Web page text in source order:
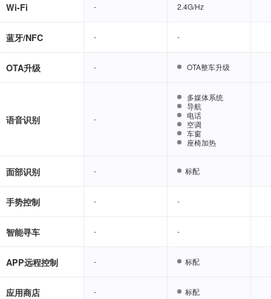
Wi-Fi - 2.4G/Hz
蓝牙/NFC - -
OTA升级 - OTA整车升级
语音识别 -
多媒体系统
导航
电话
空调
车窗
座椅加热
面部识别 - 标配
手势控制 - -
智能寻车 - -
APP远程控制 - 标配
应用商店 - 标配
- 2.4G/Hz
- -
- OTA整车升级
-
多媒体系统
导航
电话
空调
车窗
座椅加热
- 标配
- -
- -
- 标配
- 标配